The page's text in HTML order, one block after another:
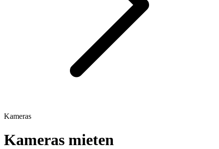
Kameras
Kameras mieten